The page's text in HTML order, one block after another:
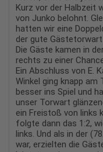
Kurz vor der Halbzeit
von Junko belohnt.
hatten wir eine
der gute
Die Gäste kamen in
rechts zu einer
Ein Abschluss von E.
Winkel ging knapp am
besser ins Spiel und
unser Torwart
ein Freistoß von links
folgte dann das 1:2,
links. Und als in der
war, erzielten die